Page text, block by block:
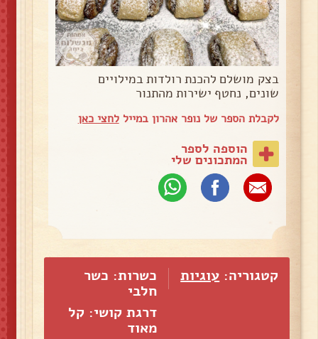
בצק מושלם להכנת רולדות במילויים
שונים, נחטף ישירות מהתנור
לקבלת הספר של נופר אהרון במייללחצי כאן
הוספה לספר
המתכונים שלי
קטגוריה: עוגיות
כשרות: כשר
חלבי
דרגת קושי: קל
מאוד